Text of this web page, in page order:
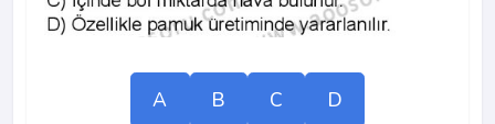
A B C D